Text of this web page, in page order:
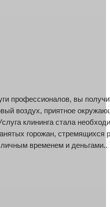
профессионалов, вы
воздух, приятное
клининга стала
горожан, стремящихся
временем и деньгами..
профессионалов, вы
воздух, приятное
клининга стала
горожан, стремящихся
временем и деньгами..